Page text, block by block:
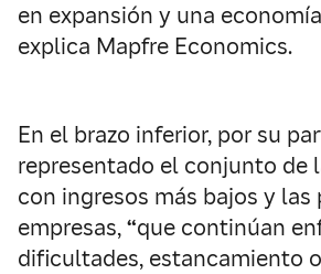
en expansión y una
explica Mapfre Economics.
En el brazo inferior, por su
representado el conjunto de
con ingresos más bajos y las
empresas,“que continúan
dificultades, estancamiento